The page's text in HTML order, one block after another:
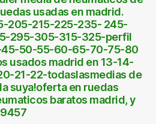
usadas en madrid.
205-215-225-235- 245-
295-305-315-325-perfil
50-55-60-65-70-75-80
usados madrid en 13-14-
21-22-todaslasmedias de
suya!oferta en ruedas
baratos madrid, y